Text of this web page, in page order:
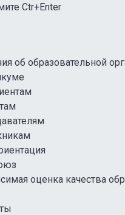
Ctr+Enter
об образовательной
оценка качества